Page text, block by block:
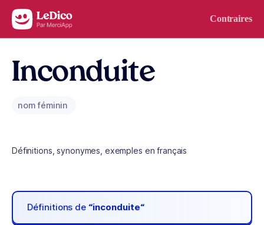
Aller au contenu Contraires
Inconduite
nom féminin
Définitions, synonymes, exemples en français
Définitions de “inconduite“